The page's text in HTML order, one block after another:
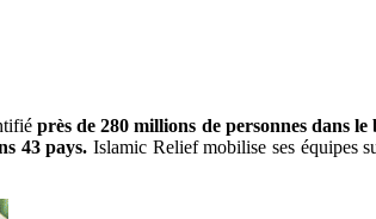
près de 280 millions de personnes dans
43 pays. Islamic Relief mobilise ses équipes